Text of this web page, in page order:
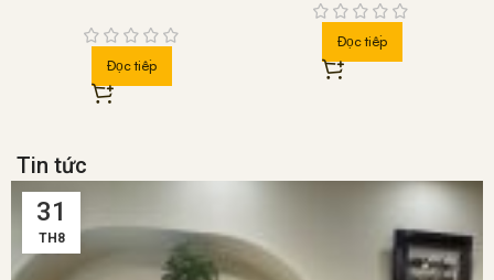
Đọc tiếp
Đọc tiếp
Tin tức
31
TH8